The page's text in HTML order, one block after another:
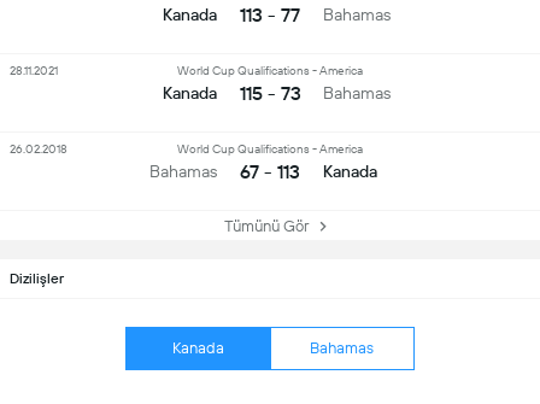
Dizilişler
Kanada Bahamas
Kanada 113 - 77 Bahamas
Kanada
World Cup Qualifications - America
115 - 73 Bahamas
28.11.2021
Bahamas
World Cup Qualifications - America
67 - 113 Kanada
26.02.2018
Tümünü Gör